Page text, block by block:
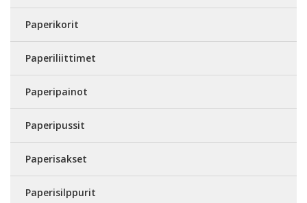
Paperikorit
Paperiliittimet
Paperipainot
Paperipussit
Paperisakset
Paperisilppurit